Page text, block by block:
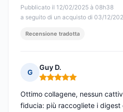
Pubblicato il 12/02/2025 à 08h38
a seguito di un acquisto di 03/12/
Recensione tradotta
G
Guy D.
Nota: 5 su 5
Ottimo collagene, nessun
fiducia: più raccogliete i digest